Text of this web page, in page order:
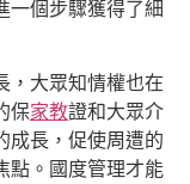
一個步驟獲得了細
，大眾知情權也在
保家教證和大眾介
成長，促使周遭的
點。國度管理才能